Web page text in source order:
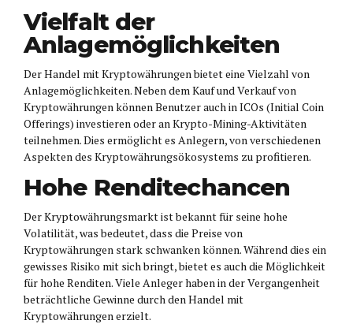
Vielfalt der
Anlagemöglichkeiten
Der Handel mit Kryptowährungen bietet eine Vielzahl von
Anlagemöglichkeiten. Neben dem Kauf und Verkauf von
Kryptowährungen können Benutzer auch in ICOs (Initial Coin
Offerings) investieren oder an Krypto-Mining-Aktivitäten
teilnehmen. Dies ermöglicht es Anlegern, von verschiedenen
Aspekten des Kryptowährungsökosystems zu profitieren.
Hohe Renditechancen
Der Kryptowährungsmarkt ist bekannt für seine hohe
Volatilität, was bedeutet, dass die Preise von
Kryptowährungen stark schwanken können. Während dies ein
gewisses Risiko mit sich bringt, bietet es auch die Möglichkeit
für hohe Renditen. Viele Anleger haben in der Vergangenheit
beträchtliche Gewinne durch den Handel mit
Kryptowährungen erzielt.